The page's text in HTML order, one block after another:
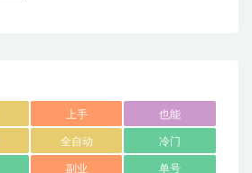
上手 也能
全自动 冷门
副业 单号